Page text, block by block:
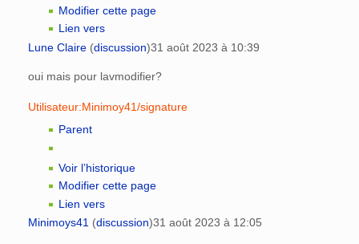
Modifier cette page
Lien vers
Lune Claire (discussion)31 août 2023 à 10:39
oui mais pour lavmodifier?
Utilisateur:Minimoy41/signature
Parent
Voir l’historique
Modifier cette page
Lien vers
Minimoys41 (discussion)31 août 2023 à 12:05